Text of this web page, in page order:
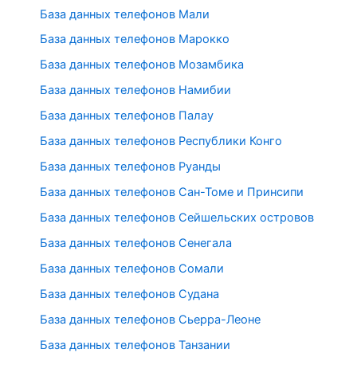
База данных телефонов Мали
База данных телефонов Марокко
База данных телефонов Мозамбика
База данных телефонов Намибии
База данных телефонов Палау
База данных телефонов Республики Конго
База данных телефонов Руанды
База данных телефонов Сан-Томе и Принсипи
База данных телефонов Сейшельских островов
База данных телефонов Сенегала
База данных телефонов Сомали
База данных телефонов Судана
База данных телефонов Сьерра-Леоне
База данных телефонов Танзании